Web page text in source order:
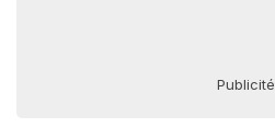
Publicité